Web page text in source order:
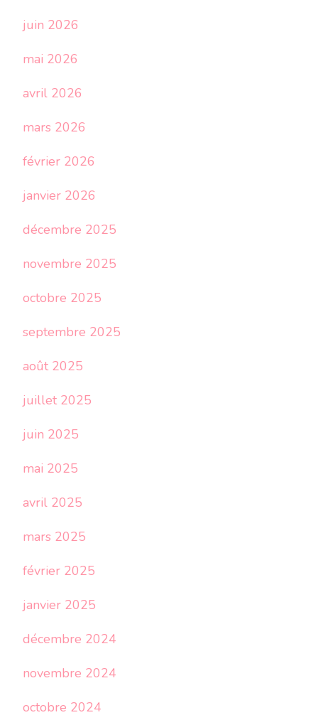
juin 2026
mai 2026
avril 2026
mars 2026
février 2026
janvier 2026
décembre 2025
novembre 2025
octobre 2025
septembre 2025
août 2025
juillet 2025
juin 2025
mai 2025
avril 2025
mars 2025
février 2025
janvier 2025
décembre 2024
novembre 2024
octobre 2024